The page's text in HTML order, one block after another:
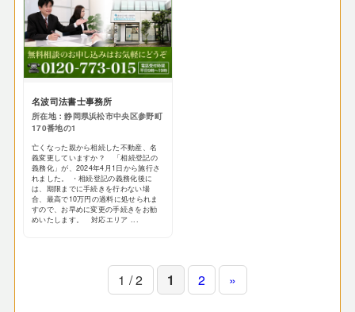
名波司法書士事務所
所在地：静岡県浜松市中央区参野町
170番地の1
亡くなった親から相続した不動産、名
義変更していますか？ 「相続登記の
義務化」が、2024年4月1日から施行さ
れました。 ・相続登記の義務化後に
は、期限までに手続きを行わない場
合、最高で10万円の過料に処せられま
すので、お早めに変更の手続きをお勧
めいたします。 対応エリア ...
1 / 2 1 2 »